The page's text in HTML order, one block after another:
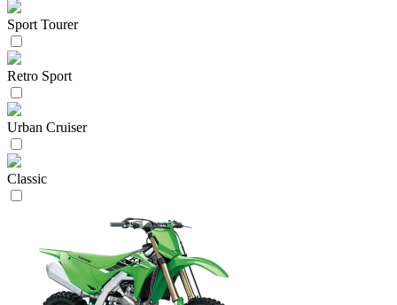
Sport Tourer
Retro Sport
Urban Cruiser
Classic